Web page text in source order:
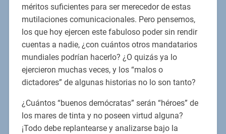
méritos suficientes para ser merecedor de estas
mutilaciones comunicacionales. Pero pensemos,
los que hoy ejercen este fabuloso poder sin rendir
cuentas a nadie, ¿con cuántos otros mandatarios
mundiales podrían hacerlo? ¿O quizás ya lo
ejercieron muchas veces, y los “malos o
dictadores” de algunas historias no lo son tanto?
¿Cuántos “buenos demócratas” serán “héroes” de
los mares de tinta y no poseen virtud alguna?
¡Todo debe replantearse y analizarse bajo la